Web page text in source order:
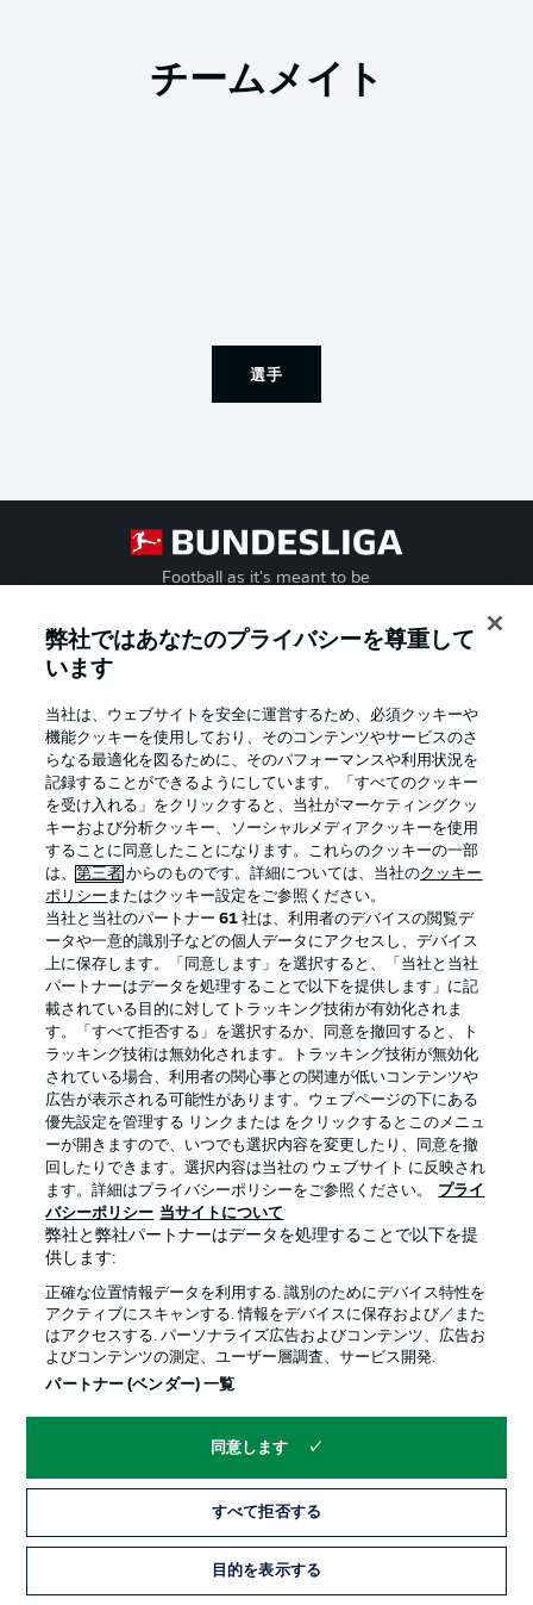
チームメイト
選手
Football as it's meant to be
Official Partners
プライバシー・ポリシー 優先設定を管理する
利用条件 放送局
求人 選手
当サイトについて
© 2026 Bundesliga-Gruppe GmbH
言語をお選びください
Display Mode
弊社ではあなたのプライバシーを尊重して
います
当社は、ウェブサイトを安全に運営するため、必須クッキーや
機能クッキーを使用しており、そのコンテンツやサービスのさ
らなる最適化を図るために、そのパフォーマンスや利用状況を
記録することができるようにしています。「すべてのクッキー
を受け入れる」をクリックすると、当社がマーケティングクッ
キーおよび分析クッキー、ソーシャルメディアクッキーを使用
することに同意したことになります。これらのクッキーの一部
は、第三者 からのものです。詳細については、当社のクッキー
ポリシー またはクッキー設定をご参照ください。
当社と当社のパートナー61 社は、利用者のデバイスの閲覧デ
ータや一意的識別子などの個人データにアクセスし、デバイス
上に保存します。「同意します」を選択すると、「当社と当社
パートナーはデータを処理することで以下を提供します」に記
載されている目的に対してトラッキング技術が有効化されま
す。「すべて拒否する」を選択するか、同意を撤回すると、ト
ラッキング技術は無効化されます。トラッキング技術が無効化
されている場合、利用者の関心事との関連が低いコンテンツや
広告が表示される可能性があります。ウェブページの下にある
優先設定を管理する リンクまたは をクリックするとこのメニュ
ーが開きますので、いつでも選択内容を変更したり、同意を撤
回したりできます。選択内容は当社の ウェブサイト に反映され
ます。詳細はプライバシーポリシーをご参照ください。
プライ
バシーポリシー 当サイトについて
弊社と弊社パートナーはデータを処理することで以下を提
供します:
正確な位置情報データを利用する. 識別のためにデバイス特性を
アクティブにスキャンする. 情報をデバイスに保存および／また
はアクセスする. パーソナライズ広告およびコンテンツ、広告お
よびコンテンツの測定、ユーザー層調査、サービス開発.
パートナー (ベンダー) 一覧
同意します
すべて拒否する
目的を表示する